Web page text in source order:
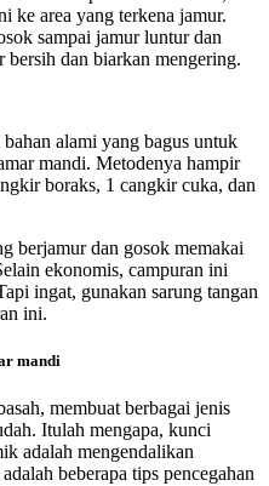
ke area yang terkena jamur.
sampai jamur luntur dan
bersih dan biarkan mengering.
alami yang bagus untuk
mandi. Metodenya hampir
boraks, 1 cangkir cuka, dan
berjamur dan gosok memakai
ekonomis, campuran ini
ingat, gunakan sarung tangan
ini.
mandi
membuat berbagai jenis
Itulah mengapa, kunci
adalah mengendalikan
beberapa tips pencegahan